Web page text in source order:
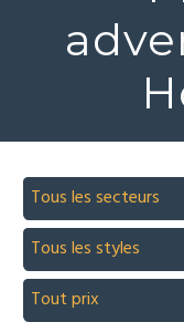
Tous les secteurs
Tous les styles
Tout prix